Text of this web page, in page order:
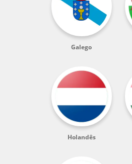
Galego
Holandês